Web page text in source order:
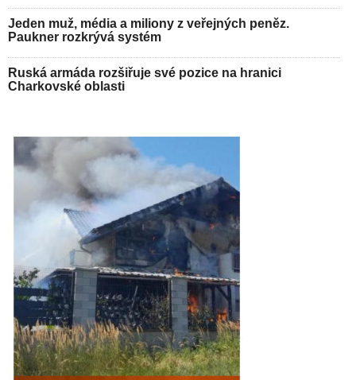
Jeden muž, média a miliony z veřejných peněz.
Paukner rozkrývá systém
Ruská armáda rozšiřuje své pozice na hranici
Charkovské oblasti